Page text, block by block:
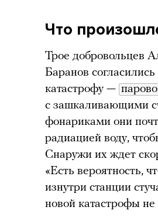
Что
Трое добровольцев
Баранов
катастрофу —
с зашкаливающими
фонариками они
радиацией воду,
Снаружи их ждет
«Есть вероятность,
изнутри станции
новой катастрофы не